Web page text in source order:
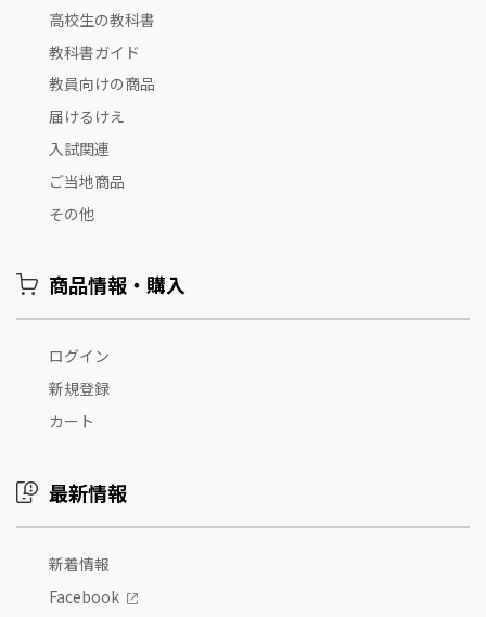
高校生の教科書
教科書ガイド
教員向けの商品
届けるけえ
入試関連
ご当地商品
その他
商品情報・購入
ログイン
新規登録
カート
最新情報
新着情報
Facebook